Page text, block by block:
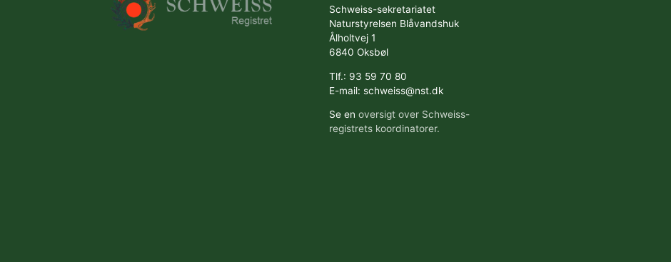
Schweiss-sekretariatet
Naturstyrelsen Blåvandshuk
Ålholtvej 1
6840 Oksbøl
Tlf.: 93 59 70 80
E-mail: schweiss@nst.dk
Se enoversigt over Schweiss-
registrets koordinatorer.